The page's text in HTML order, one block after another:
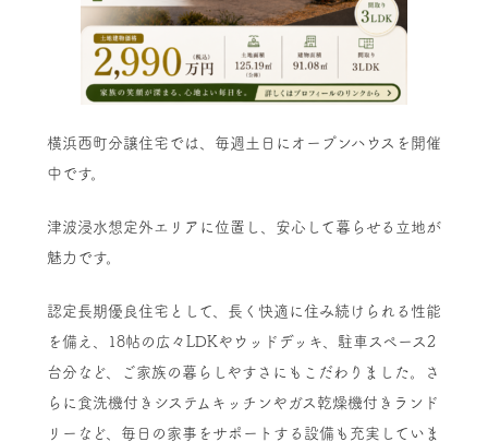
横浜西町分譲住宅では、毎週土日にオープンハウスを開催
中です。
津波浸水想定外エリアに位置し、安心して暮らせる立地が
魅力です。
認定長期優良住宅として、長く快適に住み続けられる性能
を備え、18帖の広々LDKやウッドデッキ、駐車スペース2
台分など、ご家族の暮らしやすさにもこだわりました。さ
らに食洗機付きシステムキッチンやガス乾燥機付きランド
リーなど、毎日の家事をサポートする設備も充実していま